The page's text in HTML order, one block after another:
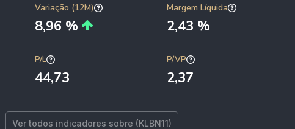
Variação (12M)
8,96 %
Margem Líquida
2,43 %
P/L
44,73
P/VP
2,37
Ver todos indicadores sobre (KLBN11)